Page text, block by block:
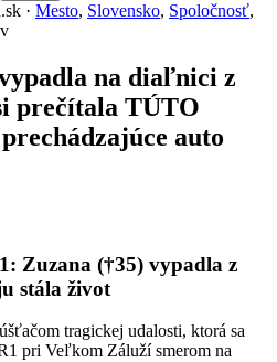
· Mesto, Slovensko, Spoločnosť,
na diaľnici z
prečítala TÚTO
auto
Zuzana (†35) vypadla z
stála život
tragickej udalosti, ktorá sa
pri Veľkom Záluží smerom na